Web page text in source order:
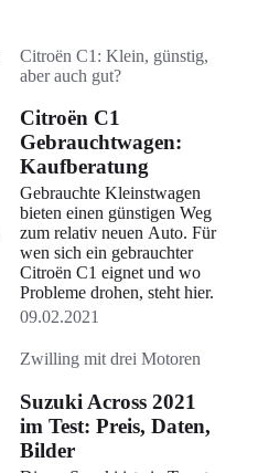
Citroën C1: Klein, günstig,
aber auch gut?
Citroën C1
Gebrauchtwagen:
Kaufberatung
Gebrauchte Kleinstwagen
bieten einen günstigen Weg
zum relativ neuen Auto. Für
wen sich ein gebrauchter
Citroën C1 eignet und wo
Probleme drohen, steht hier.
09.02.2021
Zwilling mit drei Motoren
Suzuki Across 2021
im Test: Preis, Daten,
Bilder